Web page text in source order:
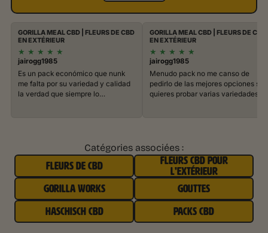
GORILLA MEAL CBD | FLEURS DE CBD
EN EXTÉRIEUR
★ ★ ★ ★ ★
jairogg1985
Es un pack económico que nunk
me falta por su variedad y calidad
la verdad que siempre lo…
GORILLA MEAL CBD | FLEURS DE CBD
EN EXTÉRIEUR
★ ★ ★ ★ ★
jairogg1985
Menudo pack no me canso de
pedirlo de las mejores opciones si
quieres probar varias variedades
Catégories associées :
FLEURS DE CBD
FLEURS CBD POUR
L'EXTÉRIEUR
GORILLA WORKS
GOUTTES
HASCHISCH CBD
PACKS CBD